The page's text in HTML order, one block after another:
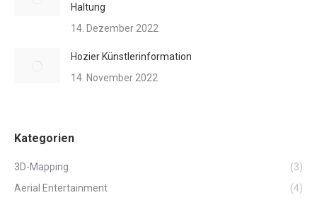
Haltung
14. Dezember 2022
Hozier Künstlerinformation
14. November 2022
Kategorien
3D-Mapping
(3)
Aerial Entertainment
(4)